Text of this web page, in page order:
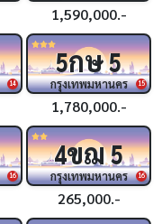
1,590,000.-
14 15
5กษ5
กรุงเทพมหานคร
1,780,000.-
16 16
4ขฌ5
กรุงเทพมหานคร
265,000.-